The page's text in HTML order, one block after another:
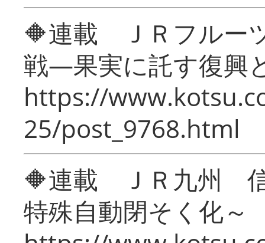
🔶連載 ＪＲフルー
戦―果実に託す復興
https://
25/post_9768.html
🔶連載 ＪＲ九州 信
特殊自動閉そく化～